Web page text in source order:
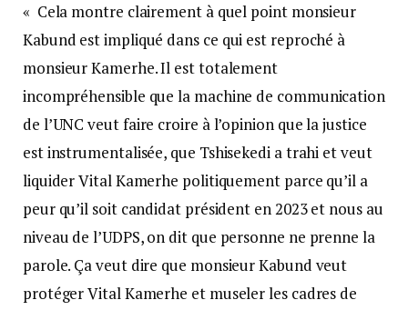
« Cela montre clairement à quel point monsieur
Kabund est impliqué dans ce qui est reproché à
monsieur Kamerhe. Il est totalement
incompréhensible que la machine de communication
de l’UNC veut faire croire à l’opinion que la justice
est instrumentalisée, que Tshisekedi a trahi et veut
liquider Vital Kamerhe politiquement parce qu’il a
peur qu’il soit candidat président en 2023 et nous au
niveau de l’UDPS, on dit que personne ne prenne la
parole. Ça veut dire que monsieur Kabund veut
protéger Vital Kamerhe et museler les cadres de